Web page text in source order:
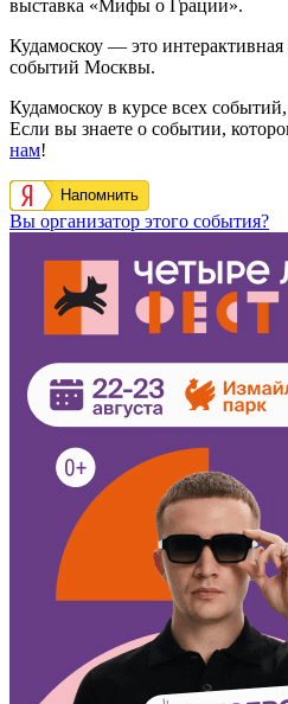
выставка «Мифы о Грации».
Кудамоскоу — это
событий Москвы.
Кудамоскоу в курсе всех
Если вы знаете о событии,
нам!
Напомнить
Вы организатор этого события?